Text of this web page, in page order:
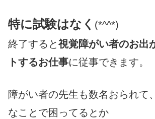
特に試験はなく (*^^*)
終了すると視覚障がい者のお出
トするお仕事に従事できます。
障がい者の先生も数名おられて
なことで困ってるとか